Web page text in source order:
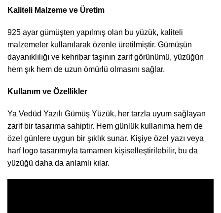
Kaliteli Malzeme ve Üretim
925 ayar gümüşten yapılmış olan bu yüzük, kaliteli
malzemeler kullanılarak özenle üretilmiştir. Gümüşün
dayanıklılığı ve kehribar taşının zarif görünümü, yüzüğün
hem şık hem de uzun ömürlü olmasını sağlar.
Kullanım ve Özellikler
Ya Vedüd Yazılı Gümüş Yüzük, her tarzla uyum sağlayan
zarif bir tasarıma sahiptir. Hem günlük kullanıma hem de
özel günlere uygun bir şıklık sunar. Kişiye özel yazı veya
harf logo tasarımıyla tamamen kişiselleştirilebilir, bu da
yüzüğü daha da anlamlı kılar.